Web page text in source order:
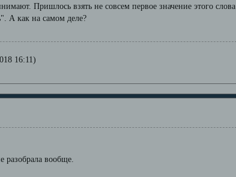
Пришлось взять не совсем первое значение этого слова
А как на самом деле?
16:11)
разобрала вообще.